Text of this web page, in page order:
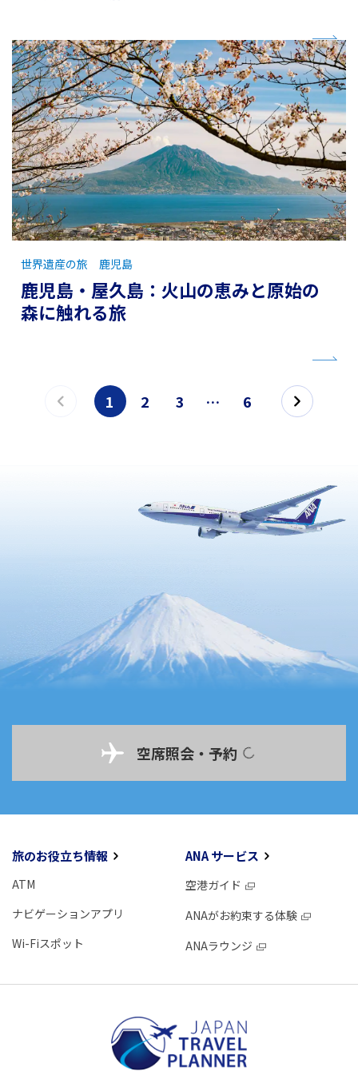
鹿児島・屋久島：火山の恵みと原始の
森に触れる旅
世界遺産の旅 鹿児島
1 2 3 … 6
空席照会・予約
旅のお役立ち情報
ATM
ナビゲーションアプリ
Wi-Fiスポット
ANA サービス
空港ガイド
ANAがお約束する体験
ANAラウンジ